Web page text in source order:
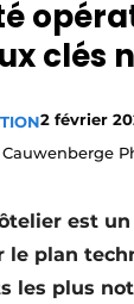
clés
2 février
Cauwenberge
est
plan
les plus